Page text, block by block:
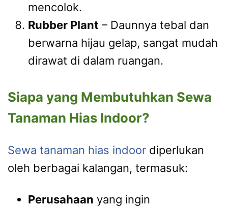
mencolok.
Rubber Plant – Daunnya tebal dan
berwarna hijau gelap, sangat mudah
dirawat di dalam ruangan.
Siapa yang Membutuhkan Sewa
Tanaman Hias Indoor?
Sewa tanaman hias indoor diperlukan
oleh berbagai kalangan, termasuk:
Perusahaan yang ingin